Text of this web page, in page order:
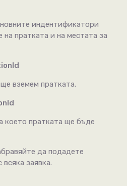
индентификатори
на пратката и на местата за
вземем пратката.
което пратката ще бъде
да подадете
заявка.